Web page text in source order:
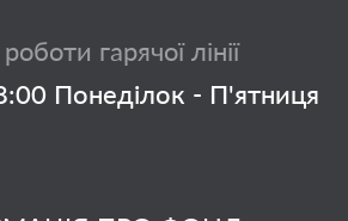
гарячої лінії
Понеділок - П'ятниця